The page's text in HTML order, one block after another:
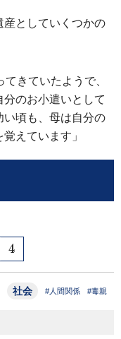
産としていくつかの
きていたようで、
のお小遣いとして
い頃も、母は自分の
えています」
4
社会 #人間関係 #毒親